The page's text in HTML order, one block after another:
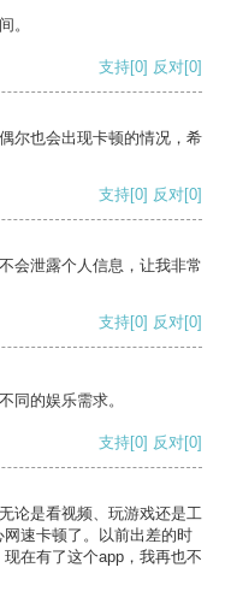
。
支持[0] 反对[0]
尔也会出现卡顿的情况，希
支持[0] 反对[0]
会泄露个人信息，让我非常
支持[0] 反对[0]
同的娱乐需求。
支持[0] 反对[0]
论是看视频、玩游戏还是工
速卡顿了。以前出差的时
在有了这个app，我再也不